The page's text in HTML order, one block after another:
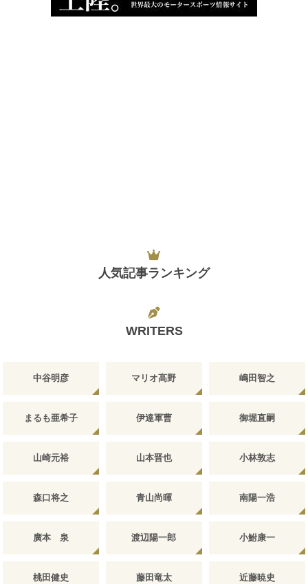
人気記事ランキング
WRITERS
中谷明彦 マリオ高野 嶋田智之
まるも亜希子 伊達軍曹 御堀直嗣
山崎元裕 山本晋也 小林敦志
森口将之 青山尚暉 南陽一浩
廣本 泉 渡辺陽一郎 小鮒康一
桃田健史 藤田竜太 近藤暁史